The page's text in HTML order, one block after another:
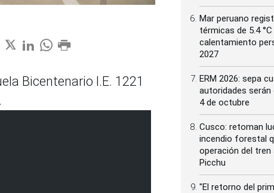
Bicentenario I.E. 1221
Mar peruano
térmicas de 5.4 °C
calentamiento
2027
ERM 2026: sepa
autoridades serán
4 de octubre
Cusco: retoman
incendio forestal
operación del tren
Picchu
"El retorno del